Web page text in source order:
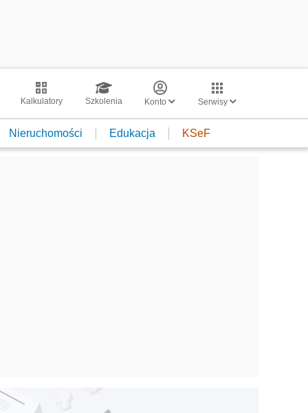
Kalkulatory Szkolenia Konto Serwisy
Nieruchomości Edukacja KSeF